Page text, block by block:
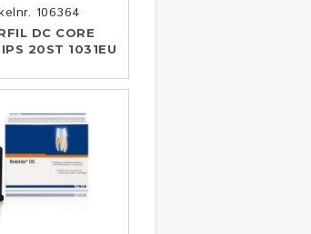
106364
DC CORE
20ST 1031EU